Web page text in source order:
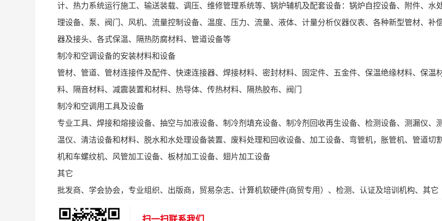
计、热力系统运行施工、输送装载、调压、维修管理系统等、锅炉辅机及配套设备：锅炉自控设备、附件、水
理设备、泵、阀门、风机、流量控制设备、温度、压力、流量、液体、计量分析仪器仪表、各种新型管材、补
器及接头、各式保温、隔热防腐材料、管道设备等
制冷和空调设备的安装材料和设备
管材、管道、管材连接件及配件、快速连接器、焊接材料、密封材料、固定件、五金件、保温绝缘材料、保温
料、隔音材料、减震装置和材料、热导体、传热材料、隔热胶布、阀门
制冷和空调用工具及设备
专业工具、焊接和熔接设备、抽空与加液设备、制冷剂填充设备、制冷剂回收再生设备、检测设备、测漏仪、测
温仪、清洁设备和材料、脱水和水处理设备装置、废料处理和回收设备、加工设备、弯管机，胀管机、管道切割
机和车螺纹机、风管加工设备、板材加工设备、翅片加工设备
其它
批发商、学会协会，专业组织、出版商，贸易杂志、计算机软硬件(商贸专用）、检测、认证及培训机构、其它